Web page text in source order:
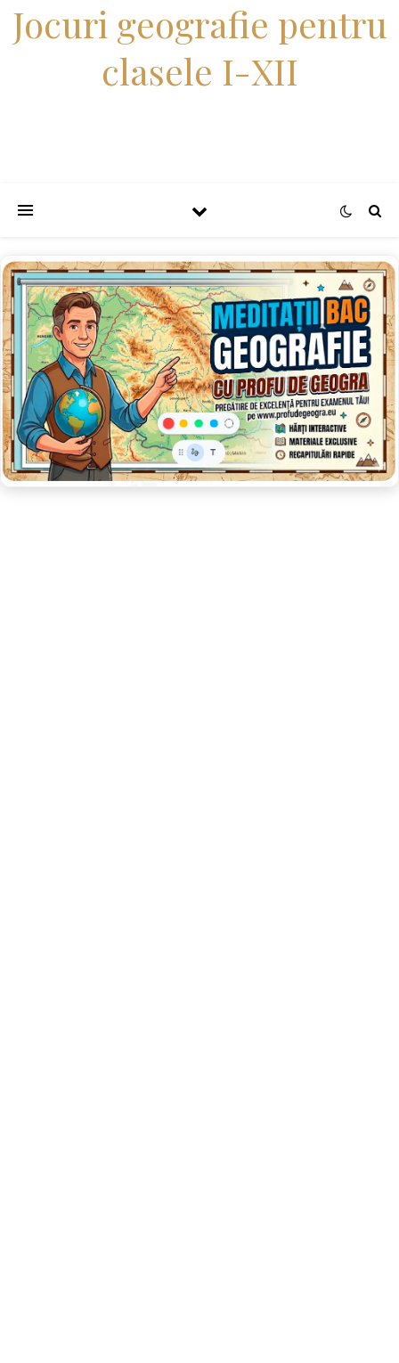
Jocuri geografie pentru
clasele I-XII